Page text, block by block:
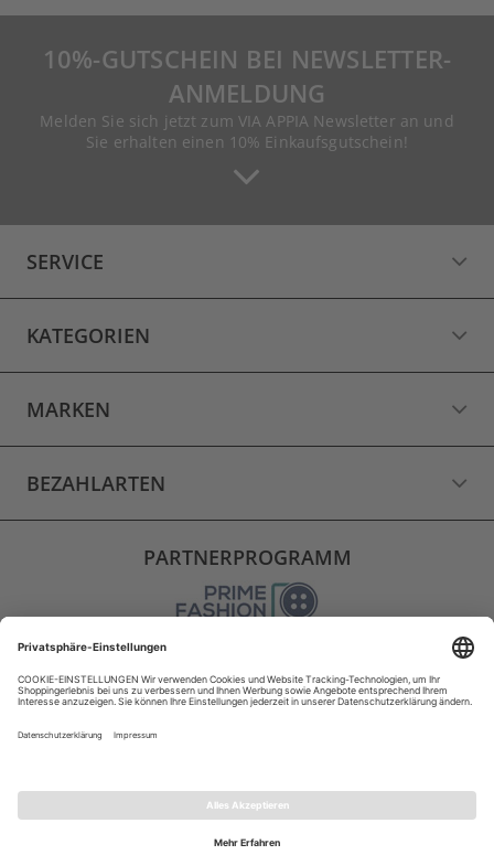
10%-GUTSCHEIN BEI NEWSLETTER-
ANMELDUNG
Melden Sie sich jetzt zum VIA APPIA Newsletter an und
Sie erhalten einen 10% Einkaufsgutschein!
SERVICE
KATEGORIEN
MARKEN
BEZAHLARTEN
PARTNERPROGRAMM
VERSAND
WIDERRUF